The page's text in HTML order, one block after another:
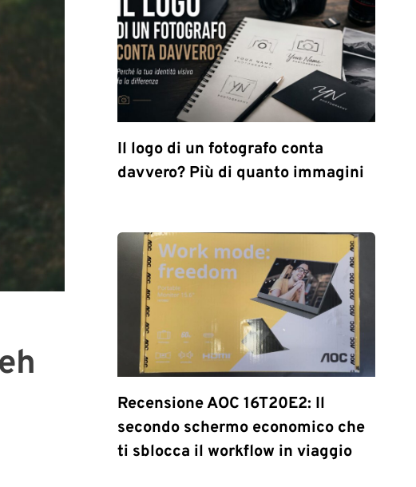
Il logo di un fotografo conta
davvero? Più di quanto immagini
Recensione AOC 16T20E2: Il
secondo schermo economico che
ti sblocca il workflow in viaggio